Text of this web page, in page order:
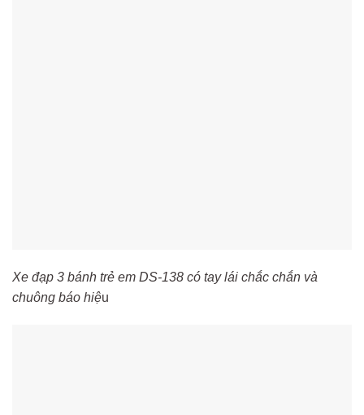
Xe đạp 3 bánh trẻ em DS-138 có tay lái chắc chắn và
chuông báo hiệu